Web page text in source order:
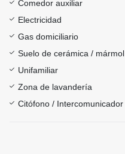
Comedor auxiliar
Electricidad
Gas domiciliario
Suelo de cerámica / mármol
Unifamiliar
Zona de lavandería
Citófono / Intercomunicador